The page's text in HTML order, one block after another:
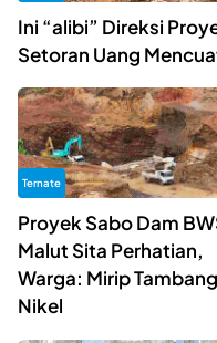
Ini “alibi” Direksi
Setoran Uang
Ternate
Proyek Sabo Dam
Malut Sita Perhatian,
Warga: Mirip Tambang
Nikel